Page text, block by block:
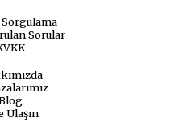
Sorular
Ulaşın